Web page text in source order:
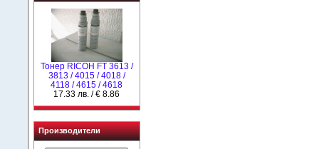
Тонер RICOH FT 3613 /
3813 / 4015 / 4018 /
4118 / 4615 / 4618
17.33 лв. / € 8.86
Производители